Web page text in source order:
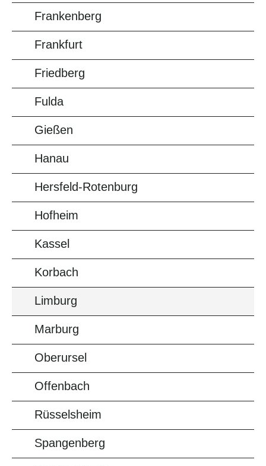
Frankenberg
Frankfurt
Friedberg
Fulda
Gießen
Hanau
Hersfeld-Rotenburg
Hofheim
Kassel
Korbach
Limburg
Marburg
Oberursel
Offenbach
Rüsselsheim
Spangenberg